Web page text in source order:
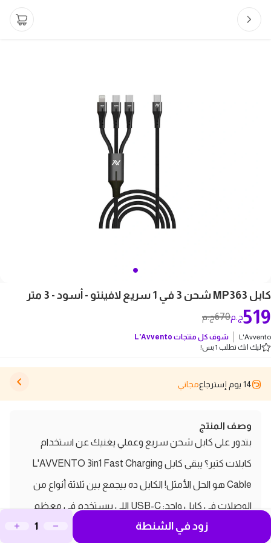
كابل MP363 شحن 3 في 1 سريع لافينتو - أسود - 3 متر
670ج.م 519ج.م
L'Avvento شوف كل منتجات L'Avvento
ليك انك تطلب 1 بس!
14 يوم إسترجاع مجاني
وصف المنتج
بتدور على كابل شحن سريع وعملي يغنيك عن استخدام
كابلات كتير؟ يبقى كابل L'AVVENTO 3in1 Fast Charging
Cable هو الحل الأمثل! الكابل ده بيجمع بين ثلاثة أنواع من
الوصلات في كابل واحد: USB-C اللي بيستخدم في معظم
الأجهزة الحديثة، و Dual USB-C لشحن جهازين في نفس زود في الشنطة